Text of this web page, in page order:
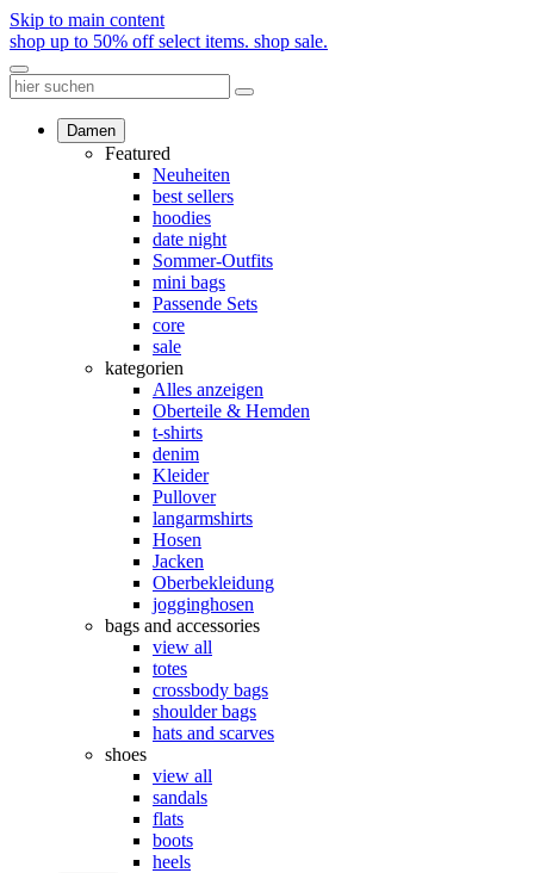
Skip to main content
shop up to 50% off select items. shop sale.
Damen
Featured
Neuheiten
best sellers
hoodies
date night
Sommer-Outfits
mini bags
Passende Sets
core
sale
kategorien
Alles anzeigen
Oberteile & Hemden
t-shirts
denim
Kleider
Pullover
langarmshirts
Hosen
Jacken
Oberbekleidung
jogginghosen
bags and accessories
view all
totes
crossbody bags
shoulder bags
hats and scarves
shoes
view all
sandals
flats
boots
heels